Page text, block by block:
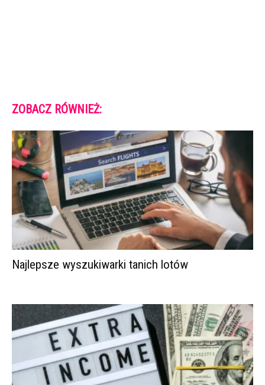
ZOBACZ RÓWNIEŻ:
Najlepsze wyszukiwarki tanich lotów